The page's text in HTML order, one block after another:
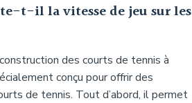
t-il la vitesse de jeu sur les
des courts de tennis à
conçu pour offrir des
de tennis. Tout d’abord, il permet